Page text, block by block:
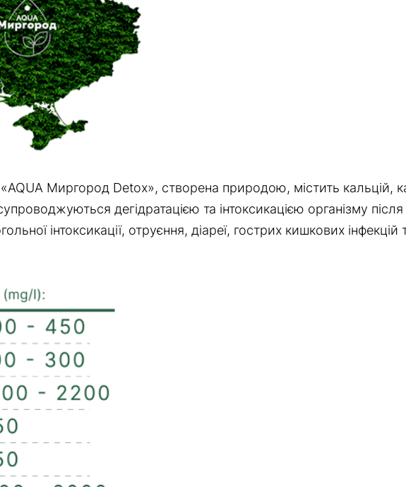
Миргород Detox», створена природою, містить кальцій,
дегідратацією та інтоксикацією організму
інтоксикації, отруєння, діареї, гострих кишкових інфекцій